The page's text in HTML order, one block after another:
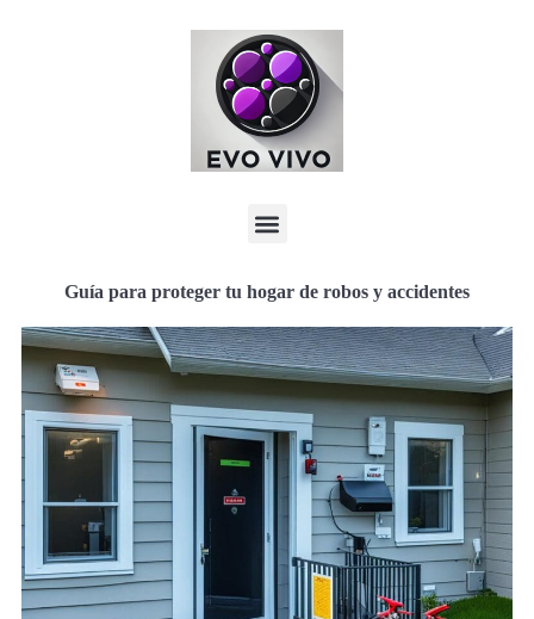
Guía para proteger tu hogar de robos y accidentes